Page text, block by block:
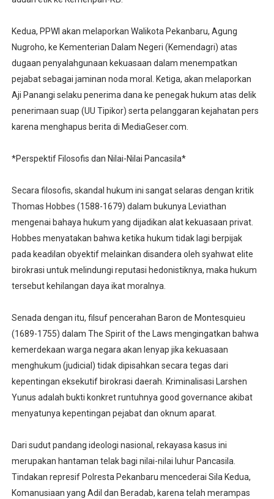
Kedua, PPWI akan melaporkan Walikota Pekanbaru, Agung
Nugroho, ke Kementerian Dalam Negeri (Kemendagri) atas
dugaan penyalahgunaan kekuasaan dalam menempatkan
pejabat sebagai jaminan noda moral. Ketiga, akan melaporkan
Aji Panangi selaku penerima dana ke penegak hukum atas delik
penerimaan suap (UU Tipikor) serta pelanggaran kejahatan pers
karena menghapus berita di MediaGeser.com.
*Perspektif Filosofis dan Nilai-Nilai Pancasila*
Secara filosofis, skandal hukum ini sangat selaras dengan kritik
Thomas Hobbes (1588-1679) dalam bukunya Leviathan
mengenai bahaya hukum yang dijadikan alat kekuasaan privat.
Hobbes menyatakan bahwa ketika hukum tidak lagi berpijak
pada keadilan obyektif melainkan disandera oleh syahwat elite
birokrasi untuk melindungi reputasi hedonistiknya, maka hukum
tersebut kehilangan daya ikat moralnya.
Senada dengan itu, filsuf pencerahan Baron de Montesquieu
(1689-1755) dalam The Spirit of the Laws mengingatkan bahwa
kemerdekaan warga negara akan lenyap jika kekuasaan
menghukum (judicial) tidak dipisahkan secara tegas dari
kepentingan eksekutif birokrasi daerah. Kriminalisasi Larshen
Yunus adalah bukti konkret runtuhnya good governance akibat
menyatunya kepentingan pejabat dan oknum aparat.
Dari sudut pandang ideologi nasional, rekayasa kasus ini
merupakan hantaman telak bagi nilai-nilai luhur Pancasila.
Tindakan represif Polresta Pekanbaru mencederai Sila Kedua,
Komanusiaan yang Adil dan Beradab, karena telah merampas